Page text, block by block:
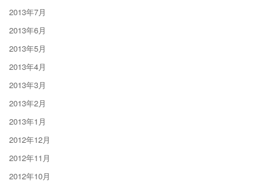
2013年7月
2013年6月
2013年5月
2013年4月
2013年3月
2013年2月
2013年1月
2012年12月
2012年11月
2012年10月